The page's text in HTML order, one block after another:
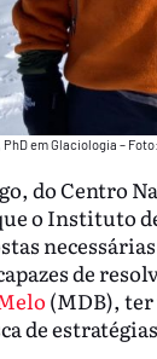
em Glaciologia –
do Centro
o Instituto
de
(MDB), ter
de